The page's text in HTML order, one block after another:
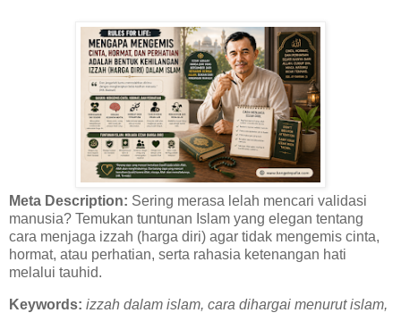
Meta Description: Sering merasa lelah mencari validasi
manusia? Temukan tuntunan Islam yang elegan tentang
cara menjaga izzah (harga diri) agar tidak mengemis cinta,
hormat, atau perhatian, serta rahasia ketenangan hati
melalui tauhid.
Keywords: izzah dalam islam, cara dihargai menurut islam,